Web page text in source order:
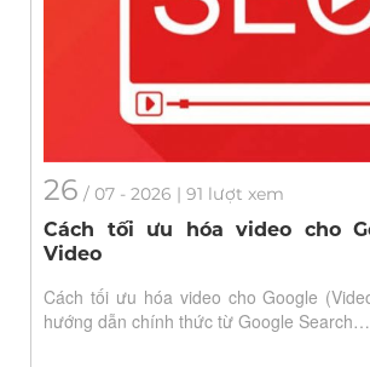
26 / 07 - 2026 | 91 lượt xem
Cách tối ưu hóa video cho
Video
Cách tối ưu hóa video cho Google
hướng dẫn chính thức từ Google Search…